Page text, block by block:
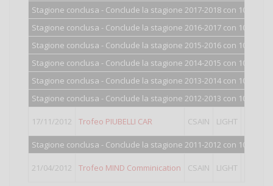
Stagione conclusa - Conclude la stagione 2017-2018 con 100 punti.
Stagione conclusa - Conclude la stagione 2016-2017 con 100 punti.
Stagione conclusa - Conclude la stagione 2015-2016 con 100 punti.
Stagione conclusa - Conclude la stagione 2014-2015 con 101 punti.
Stagione conclusa - Conclude la stagione 2013-2014 con 102 punti.
Stagione conclusa - Conclude la stagione 2012-2013 con 105 punti.
17/11/2012 Trofeo PIUBELLI CAR CSAIN LIGHT
Stagione conclusa - Conclude la stagione 2011-2012 con 103 punti.
21/04/2012 Trofeo MIND Comminication CSAIN LIGHT